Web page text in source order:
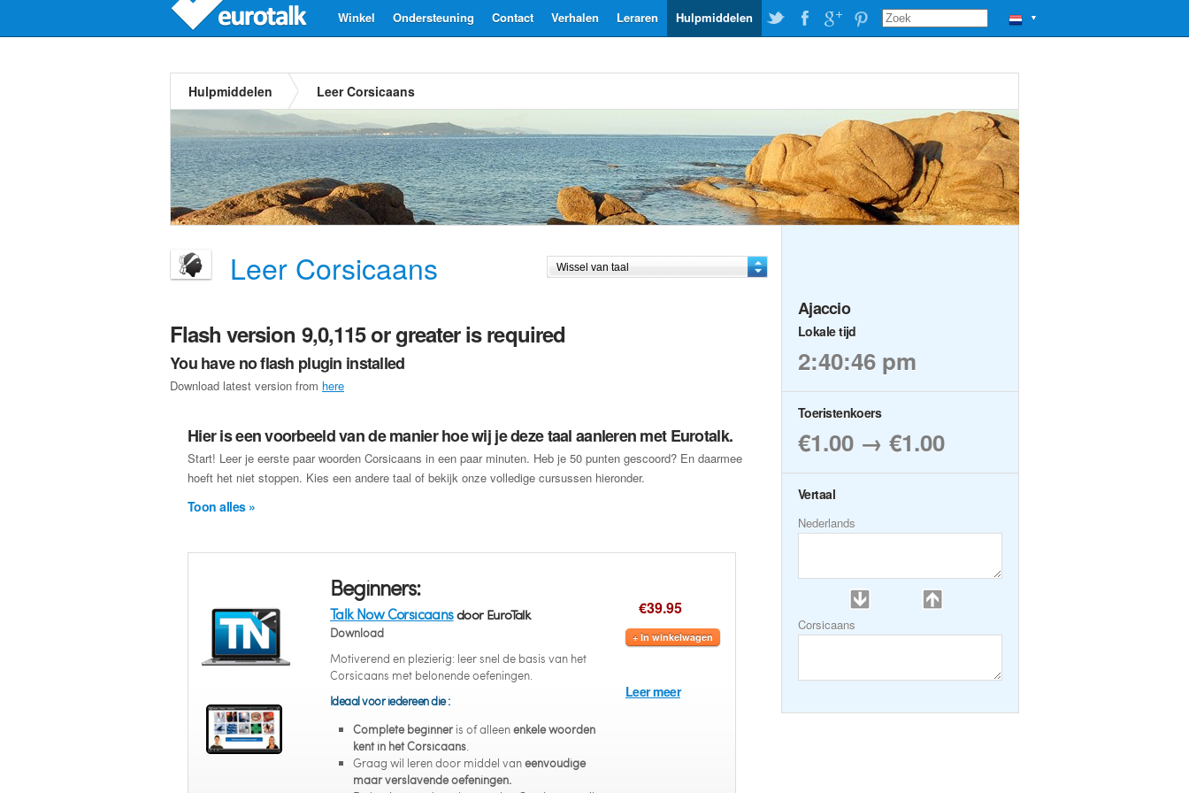
▼
Hulpmiddelen
Leraren
Verhalen
Contact
Ondersteuning
Winkel
Hulpmiddelen Leer Corsicaans
Leer Corsicaans
Flash version 9,0,115 or greater is required
You have no flash plugin installed
Download latest version from here
Hier is een voorbeeld van de manier hoe wij je deze taal aanleren met Eurotalk.
Start! Leer je eerste paar woorden Corsicaans in een paar minuten. Heb je 50 punten gescoord? En daarmee
hoeft het niet stoppen. Kies een andere taal of bekijk onze volledige cursussen hieronder.
Toon alles »
Beginners:
Talk Now Corsicaansdoor EuroTalk
Download
Motiverend en plezierig: leer snel de basis van het
Corsicaans met belonende oefeningen.
Ideaal voor iedereen die :
Complete beginner is of alleenenkele woorden
kent in het Corsicaans.
Graag wil leren door middel vaneenvoudige
maar verslavende oefeningen.
€39.95
+ In winkelwagen
Leer meer
Ajaccio
Lokale tijd
2:40:46 pm
Toeristenkoers
€1.00 → €1.00
Vertaal
Nederlands
Corsicaans